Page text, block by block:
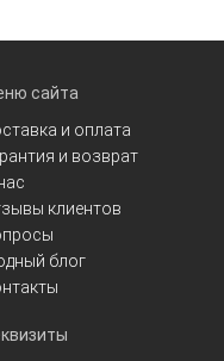
сайта
и оплата
и возврат
клиентов
блог